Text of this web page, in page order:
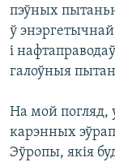
пэўных
ў
і
галоўныя
На мой погляд,
карэнных
Эўропы, якія